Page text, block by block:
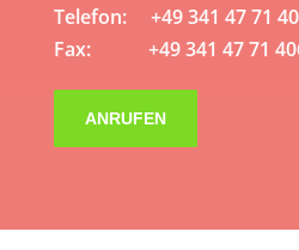
Telefon: +49 341 47 71
Fax: +49 341 47 71
ANRUFEN